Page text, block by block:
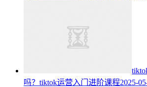
吗？tiktok运营入门进阶课程2025-